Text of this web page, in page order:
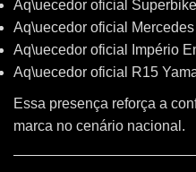
Aq\uecedor oficial Superbike
Aq\uecedor oficial
Aq\uecedor oficial Império
Aq\uecedor oficial R15
Essa presença reforça a
marca no cenário nacional.